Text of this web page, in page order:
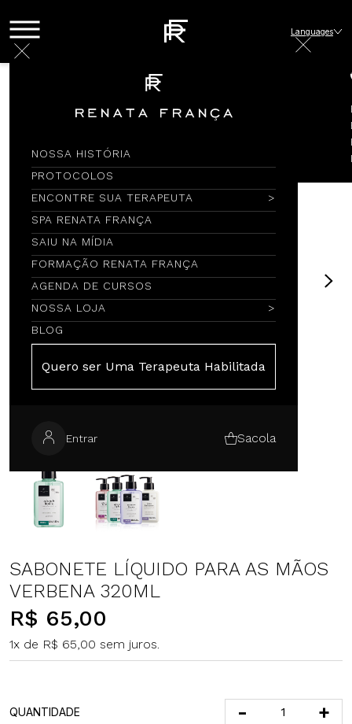
NOSSA HISTÓRIA
PROTOCOLOS
ENCONTRE SUA TERAPEUTA
SPA RENATA FRANÇA
SAIU NA MÍDIA
FORMAÇÃO RENATA FRANÇA
AGENDA DE CURSOS
NOSSA LOJA
BLOG
Quero ser Uma Terapeuta Habilitada
Entrar Sacola
Languages
SABONETE LÍQUIDO PARA AS MÃOS
VERBENA 320ML
R$ 65,00
1x de R$ 65,00 sem juros.
QUANTIDADE - +